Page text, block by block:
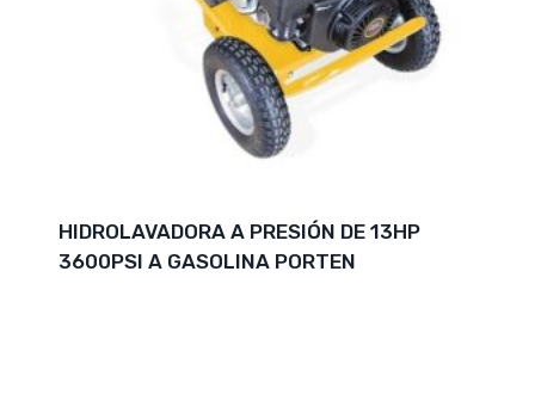
HIDROLAVADORA A PRESIÓN DE 13HP
3600PSI A GASOLINA PORTEN